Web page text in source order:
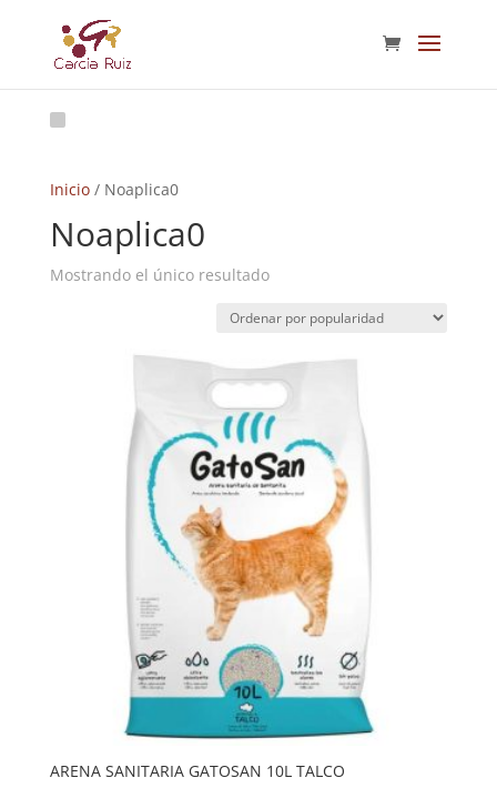
Inicio/ Noaplica0
Noaplica0
Mostrando el único resultado
ARENA SANITARIA GATOSAN 10L TALCO